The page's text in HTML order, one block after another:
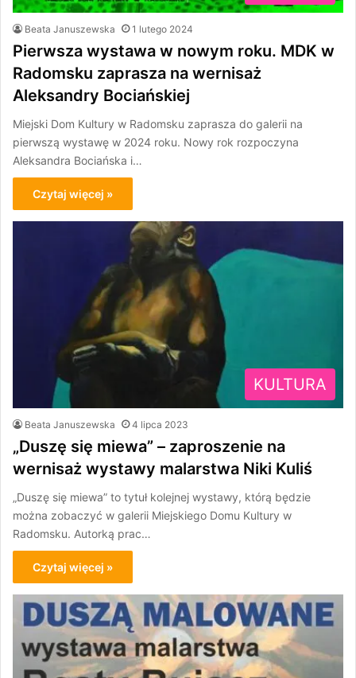
Beata Januszewska 1 lutego 2024
Pierwsza wystawa w nowym roku. MDK w
Radomsku zaprasza na wernisaż
Aleksandry Bociańskiej
Miejski Dom Kultury w Radomsku zaprasza do galerii na
pierwszą wystawę w 2024 roku. Nowy rok rozpoczyna
Aleksandra Bociańska i…
Czytaj więcej »
KULTURA
Beata Januszewska 4 lipca 2023
„Duszę się miewa” – zaproszenie na
wernisaż wystawy malarstwa Niki Kuliś
„Duszę się miewa” to tytuł kolejnej wystawy, którą będzie
można zobaczyć w galerii Miejskiego Domu Kultury w
Radomsku. Autorką prac…
Czytaj więcej »